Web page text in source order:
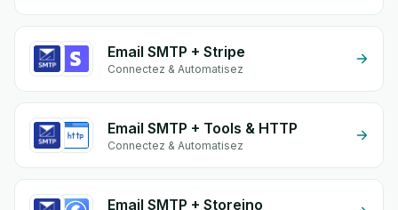
Email SMTP + Stripe
Connectez & Automatisez
Email SMTP + Tools & HTTP
Connectez & Automatisez
Email SMTP + Storeino